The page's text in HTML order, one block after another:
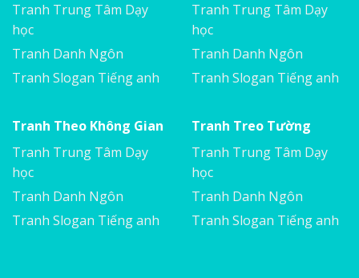
Tranh Trung Tâm Dạy
học
Tranh Danh Ngôn
Tranh Slogan Tiếng anh
Tranh Trung Tâm Dạy
học
Tranh Danh Ngôn
Tranh Slogan Tiếng anh
Tranh Theo Không Gian
Tranh Trung Tâm Dạy
học
Tranh Danh Ngôn
Tranh Slogan Tiếng anh
Tranh Treo Tường
Tranh Trung Tâm Dạy
học
Tranh Danh Ngôn
Tranh Slogan Tiếng anh